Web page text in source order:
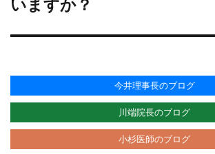
稿:
いますか？
今井理事長のブログ
川端院長のブログ
小杉医師のブログ